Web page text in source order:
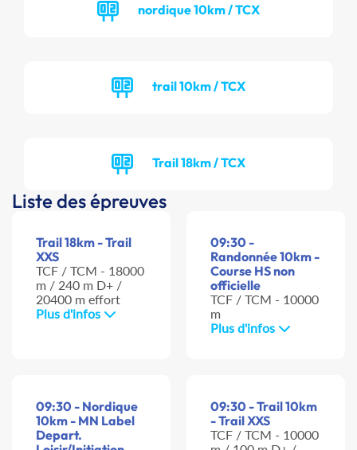
nordique 10km / TCX
trail 10km / TCX
Trail 18km / TCX
Liste des épreuves
Trail 18km - Trail
XXS
TCF / TCM - 18000
m / 240 m D+ /
20400 m effort
Plus d'infos
09:30 -
Randonnée 10km -
Course HS non
officielle
TCF / TCM - 10000
m
Plus d'infos
09:30 - Nordique
10km - MN Label
Depart.
09:30 - Trail 10km
- Trail XXS
TCF / TCM - 10000